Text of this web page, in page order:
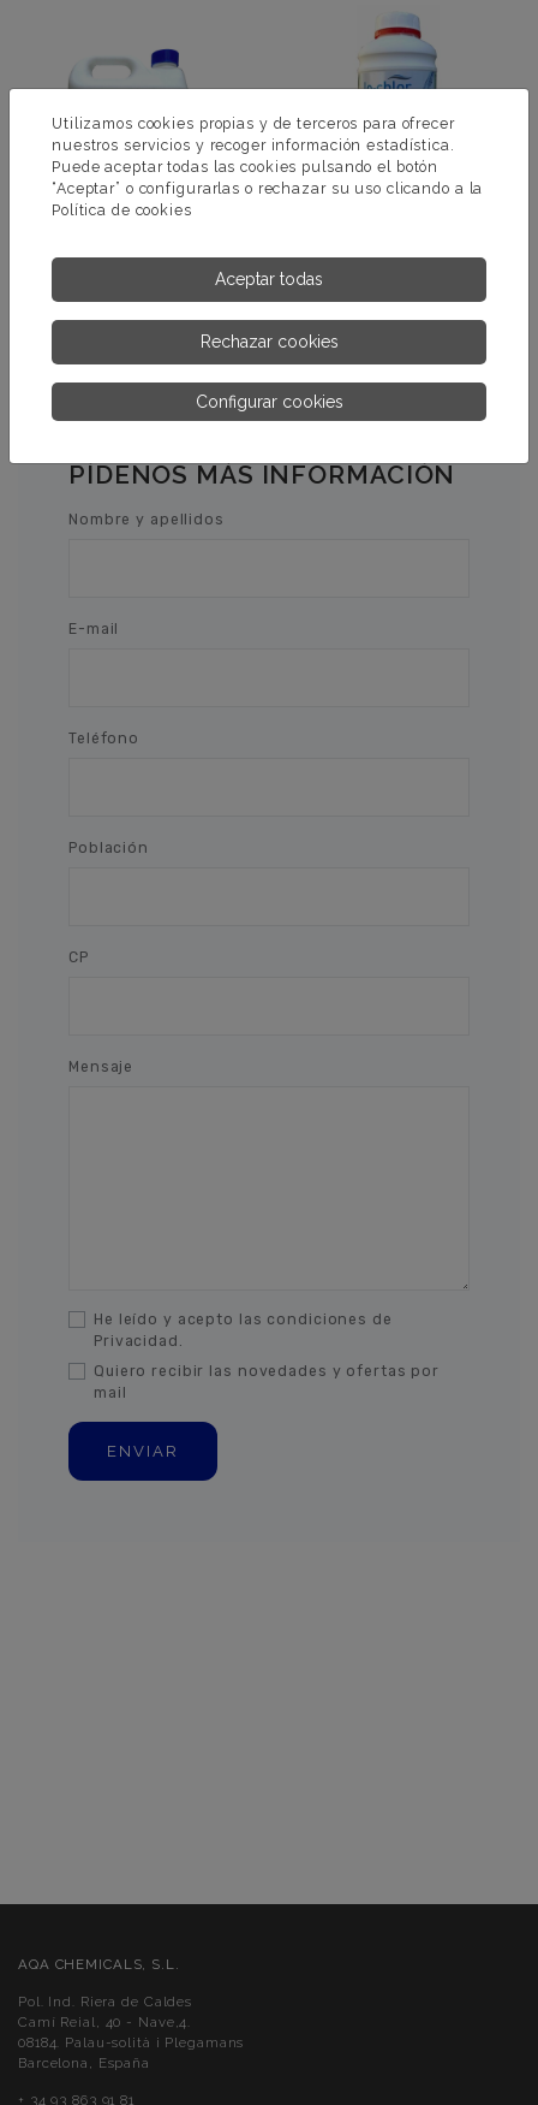
MÁS INFORMACIÓN MÁS INFORMACIÓN
PÍDENOS MÁS INFORMACIÓN
Nombre y apellidos
E-mail
Teléfono
Población
CP
Mensaje
He leído y acepto las condiciones de
Privacidad.
Quiero recibir las novedades y ofertas por
mail
AQA CHEMICALS, S.L.
Pol. Ind. Riera de Caldes
Camí Reial, 40 - Nave,4.
08184. Palau-solità i Plegamans
Barcelona, España
+ 34 93 863 91 81
Utilizamos cookies propias y de terceros para ofrecer
nuestros servicios y recoger información estadística.
Puede aceptar todas las cookies pulsando el botón
“Aceptar” o configurarlas o rechazar su uso clicando a la
Política de cookies
Aceptar todas
Rechazar cookies
Configurar cookies